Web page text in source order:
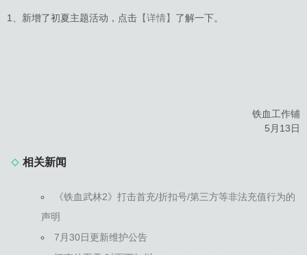
1、新增了初夏主题活动，点击 【详情】 了解一下。
铁血工作铺
5月13日
相关新闻
《铁血武林2》打击首充/折扣号/第三方等非法充值行为的
声明
7月30日更新维护公告